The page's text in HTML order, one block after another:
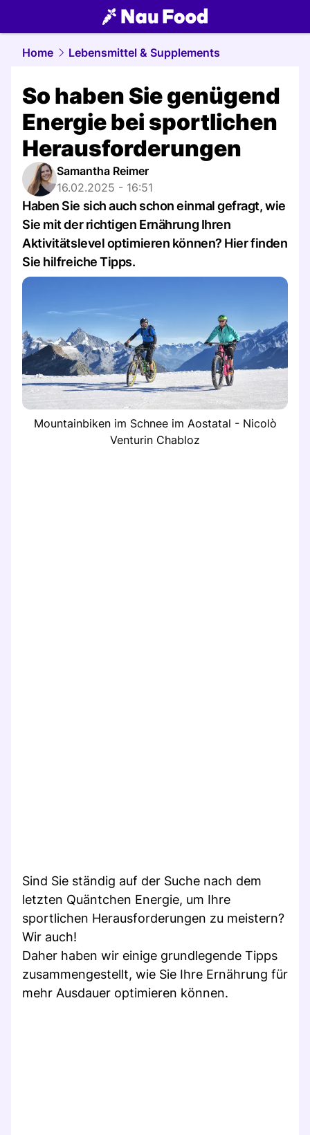
food.NAU.ch
Home Lebensmittel & Supplements
So haben Sie genügend
Energie bei sportlichen
Herausforderungen
Samantha Reimer
16.02.2025 - 16:51
Haben Sie sich auch schon einmal gefragt, wie
Sie mit der richtigen Ernährung Ihren
Aktivitätslevel optimieren können? Hier finden
Sie hilfreiche Tipps.
Mountainbiken im Schnee im Aostatal - Nicolò
Venturin Chabloz
Sind Sie ständig auf der Suche nach dem
letzten Quäntchen Energie, um Ihre
sportlichen Herausforderungen zu meistern?
Wir auch!
Daher haben wir einige grundlegende Tipps
zusammengestellt, wie Sie Ihre Ernährung für
mehr Ausdauer optimieren können.